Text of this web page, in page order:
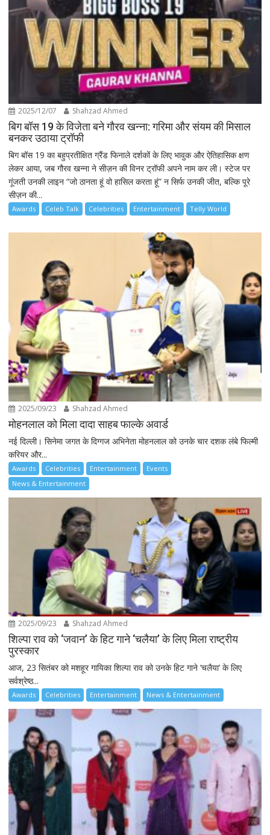
2025/12/07 Shahzad Ahmed
बिग बॉस 19 के विजेता बने गौरव खन्ना: गरिमा और संयम की मिसाल
बनकर उठाया ट्रॉफी
बिग बॉस 19 का बहुप्रतीक्षित ग्रैंड फिनाले दर्शकों के लिए भावुक और ऐतिहासिक क्षण
लेकर आया, जब गौरव खन्ना ने सीज़न की विनर ट्रॉफी अपने नाम कर ली। स्टेज पर
गूंजती उनकी लाइन “जो ठानता हूं वो हासिल करता हूं” न सिर्फ उनकी जीत, बल्कि पूरे
सीज़न की...
Awards Celeb Talk Celebrities Entertainment Telly World
2025/09/23 Shahzad Ahmed
मोहनलाल को मिला दादा साहब फाल्के अवार्ड
नई दिल्ली। सिनेमा जगत के दिग्गज अभिनेता मोहनलाल को उनके चार दशक लंबे फिल्मी
करियर और...
Awards Celebrities Entertainment
Events
News & Entertainment
2025/09/23 Shahzad Ahmed
शिल्पा राव को ‘जवान’ के हिट गाने ‘चलैया’ के लिए मिला राष्ट्रीय
पुरस्कार
आज, 23 सितंबर को मशहूर गायिका शिल्पा राव को उनके हिट गाने ‘चलैया’ के लिए
सर्वश्रेष्ठ...
Awards Celebrities Entertainment News & Entertainment